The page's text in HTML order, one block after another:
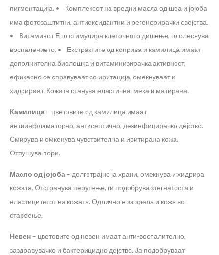
пигментација. • Комплексот на вредни масла од шеа и јојоба
има фотозаштитни, антиоксидантни и регенерирачки својства.
• Витаминот Е го стимулира клеточното дишење, го олеснува
воспалението. • Екстрактите од коприва и камилица имаат
дополнителна биолошка и витаминизирачка активност,
ефикасно се справуваат со иритација, омекнуваат и
хидрираат. Кожата станува еластична, мека и матирана.
Камилица – цветовите од камилица имаат
антиинфламаторно, антисептично, дезинфицирачко дејство.
Смирува и омкенува чувствителна и иритирана кожа.
Отпушува пори.
Масло од јојоба – долготрајно ја храни, омекнува и хидрира
кожата. Отстранува перутење, ги подобрува зтегнатоста и
еластицитетот на кожата. Одлично е за зрела и кожа во
стареење.
Невен – цветовите од невен имаат анти-воспалително,
заздравувачко и бактерицидно дејство. Ја подобруваат